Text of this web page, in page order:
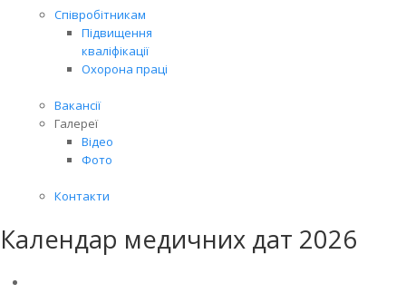
Співробітникам
Підвищення
кваліфікації
Охорона праці
Вакансії
Галереї
Відео
Фото
Контакти
Календар медичних дат 2026